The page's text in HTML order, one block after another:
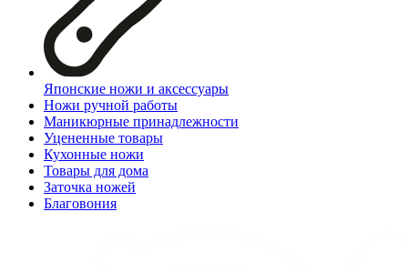
Японские ножи и аксессуары
Ножи ручной работы
Маникюрные принадлежности
Уцененные товары
Кухонные ножи
Товары для дома
Заточка ножей
Благовония